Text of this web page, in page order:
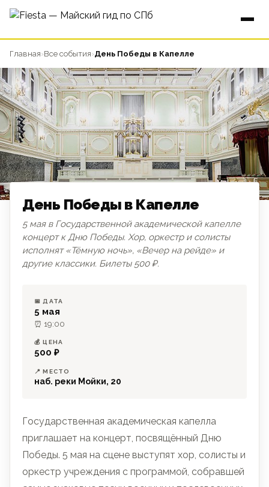
Главная›Все события›День Победы в Капелле
ДЕНЬ ПОБЕДЫ
День Победы в Капелле
5 мая в Государственной академической капелле
концерт к Дню Победы. Хор, оркестр и солисты
исполнят «Тёмную ночь», «Вечер на рейде» и
другие классики. Билеты 500 ₽.
📅 ДАТА
5 мая
⏰ 19:00
💰 ЦЕНА
500 ₽
📍 МЕСТО
наб. реки Мойки, 20
Государственная академическая капелла
приглашает на концерт, посвящённый Дню
Победы. 5 мая на сцене выступят хор, солисты и
оркестр учреждения с программой, собравшей